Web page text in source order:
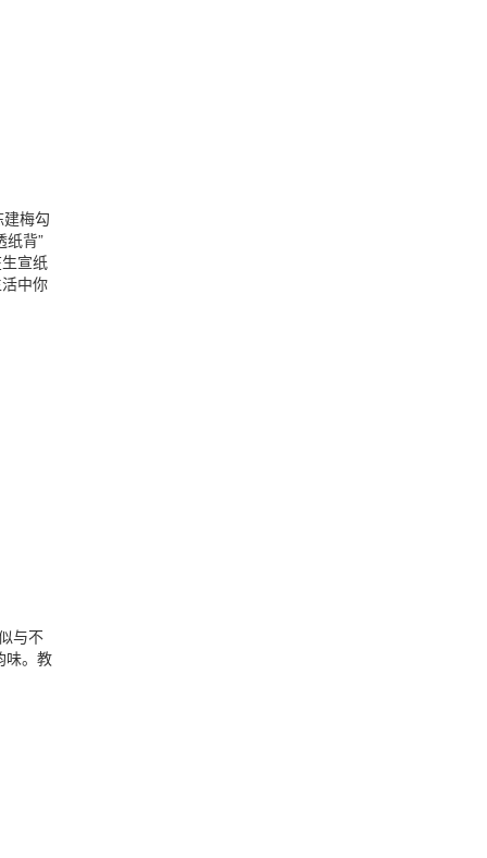
梅勾
纸背”
宣纸
中你
与不
味。教